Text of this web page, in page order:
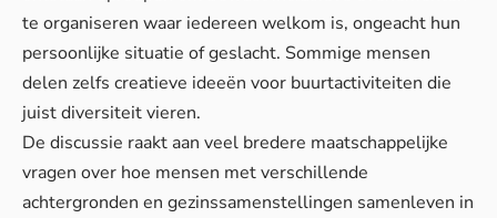
te organiseren waar iedereen welkom is, ongeacht hun
persoonlijke situatie of geslacht. Sommige mensen
delen zelfs creatieve ideeën voor buurtactiviteiten die
juist diversiteit vieren.
De discussie raakt aan veel bredere maatschappelijke
vragen over hoe mensen met verschillende
achtergronden en gezinssamenstellingen samenleven in